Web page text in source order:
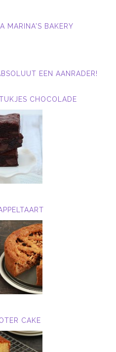
MARINA'S BAKERY
EEN AANRADER!
CHOCOLADE
CAKE